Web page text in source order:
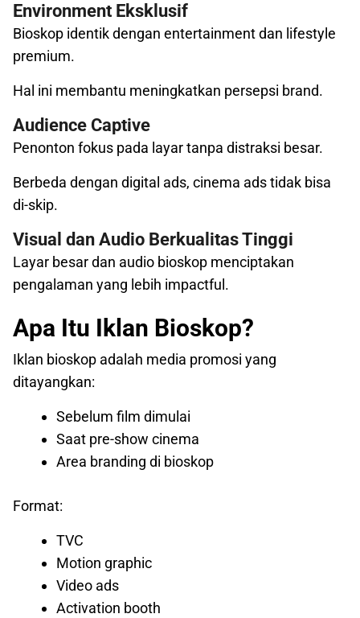
Environment Eksklusif
Bioskop identik dengan entertainment dan lifestyle
premium.
Hal ini membantu meningkatkan persepsi brand.
Audience Captive
Penonton fokus pada layar tanpa distraksi besar.
Berbeda dengan digital ads, cinema ads tidak bisa
di-skip.
Visual dan Audio Berkualitas Tinggi
Layar besar dan audio bioskop menciptakan
pengalaman yang lebih impactful.
Apa Itu Iklan Bioskop?
Iklan bioskop adalah media promosi yang
ditayangkan:
Sebelum film dimulai
Saat pre-show cinema
Area branding di bioskop
Format:
TVC
Motion graphic
Video ads
Activation booth